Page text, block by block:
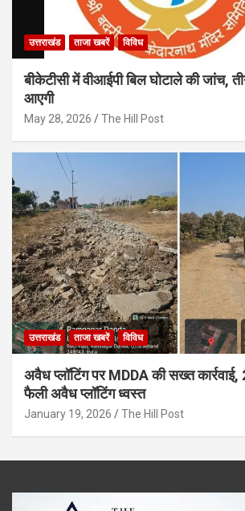
उत्तराखंड ताजा खबरें विविध
बीकेटीसी में वीआईपी बिल घोटाले की जांच,
आएगी
May 28, 2026 The Hill Post
उत्तराखंड ताजा खबरें विविध
अवैध प्लॉटिंग पर MDDA की सख्त
फैली अवैध प्लॉटिंग ध्वस्त
January 19, 2026 The Hill Post